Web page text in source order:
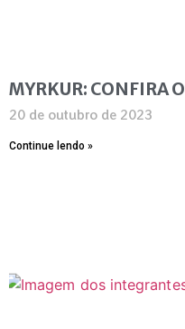
MYRKUR: CONFIRA
20 de outubro de 2023
Continue lendo »